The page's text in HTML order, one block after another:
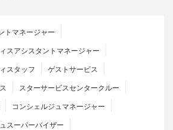
トマネージャー
スアシスタントマネージャー
スタッフ
ゲストサービス
スターサービスセンタークルー
コンシェルジュマネージャー
スーパーバイザー